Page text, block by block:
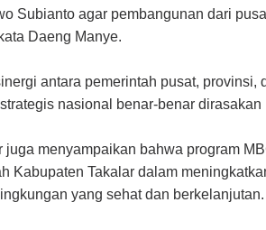
Subianto agar pembangunan dari
Daeng Manye.
antara pemerintah pusat,
nasional benar-benar
juga menyampaikan bahwa program
Kabupaten Takalar dalam
yang sehat dan berkelanjutan.